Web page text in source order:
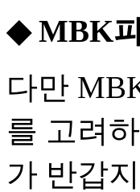
◆ MBK
다만
를 고려
가 반갑